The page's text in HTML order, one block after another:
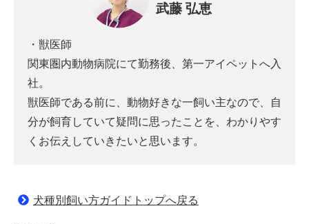
武藤 弘恵
・獣医師
関東圏内動物病院にて勤務後、第一アイペットへ入
社。
獣医師である前に、動物好きな一飼い主なので、自
分が飼育していて疑問に思ったことを、わかりやす
くお伝えしていきたいと思います。
犬種別飼い方ガイドトップへ戻る